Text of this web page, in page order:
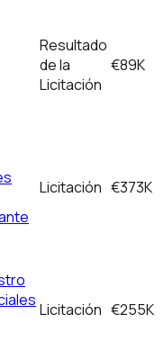
Resultado
de la
Licitación
€89K
Licitación €373K
Licitación €255K